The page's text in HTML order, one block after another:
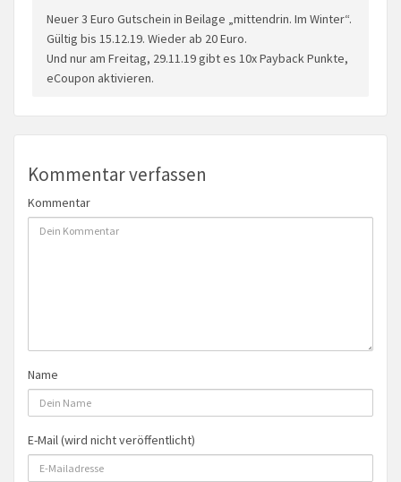
Neuer 3 Euro Gutschein in Beilage „mittendrin. Im Winter“.
Gültig bis 15.12.19. Wieder ab 20 Euro.
Und nur am Freitag, 29.11.19 gibt es 10x Payback Punkte,
eCoupon aktivieren.
Kommentar verfassen
Kommentar
Name
E-Mail (wird nicht veröffentlicht)